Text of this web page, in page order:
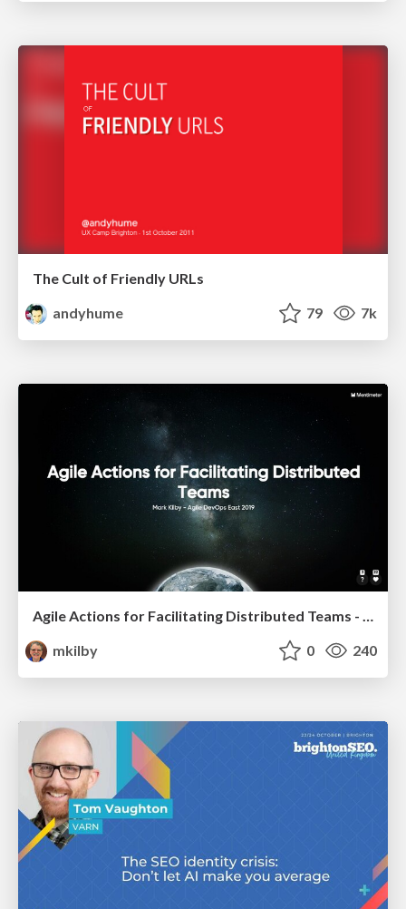
The Cult of Friendly URLs
andyhume
79 7k
Agile Actions for Facilitating Distributed Teams - ADO2019
mkilby
0 240